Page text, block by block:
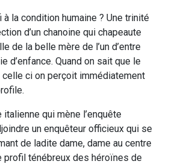
la condition humaine ? Une trinité
d’un chanoine qui chapeaute
de la belle mère de l’un d’entre
d’enfance. Quand on sait que le
ci on perçoit immédiatement
italienne qui mène l’enquête
un enquêteur officieux qui se
de ladite dame, dame au centre
profil ténébreux des héroïnes de